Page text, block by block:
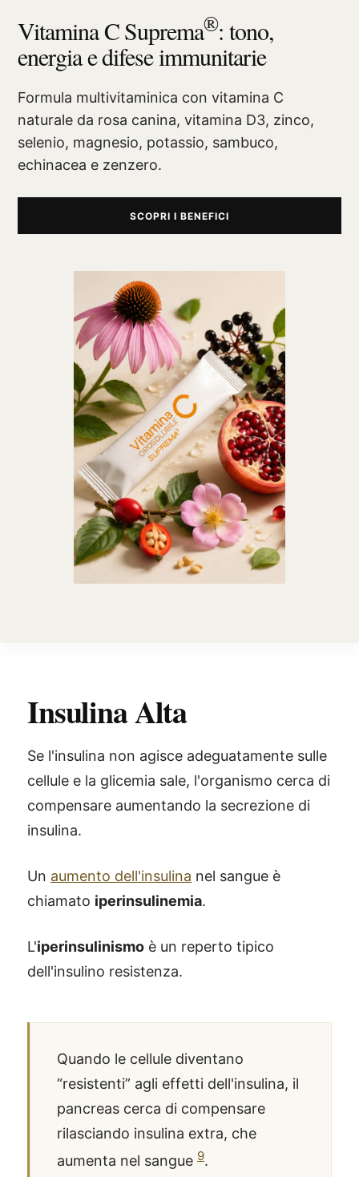
Vitamina C Suprema®: tono,
energia e difese immunitarie
Formula multivitaminica con vitamina C
naturale da rosa canina, vitamina D3, zinco,
selenio, magnesio, potassio, sambuco,
echinacea e zenzero.
SCOPRI I BENEFICI
Insulina Alta
Se l'insulina non agisce adeguatamente sulle
cellule e la glicemia sale, l'organismo cerca di
compensare aumentando la secrezione di
insulina.
Un aumento dell'insulina nel sangue è
chiamato iperinsulinemia.
L'iperinsulinismo è un reperto tipico
dell'insulino resistenza.
Quando le cellule diventano
“resistenti” agli effetti dell'insulina, il
pancreas cerca di compensare
rilasciando insulina extra, che
aumenta nel sangue 9.